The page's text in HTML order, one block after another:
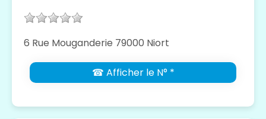
6 Rue Mouganderie 79000 Niort
☎ Afficher le N° *